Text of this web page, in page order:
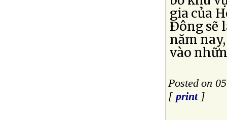
gia của
Ðông sẽ
năm
vào
Posted on
[ print]